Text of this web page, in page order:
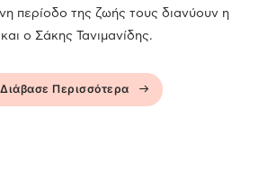
περίοδο της ζωής τους διανύουν η
ο Σάκης Τανιμανίδης.
Διάβασε Περισσότερα